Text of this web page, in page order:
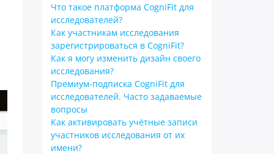
Что такое платформа CogniFit для
исследователей?
Как участникам исследования
зарегистрироваться в CogniFit?
Как я могу изменить дизайн своего
исследования?
Премиум-подписка CogniFit для
исследователей. Часто задаваемые
вопросы
Как активировать учётные записи
участников исследования от их
имени?